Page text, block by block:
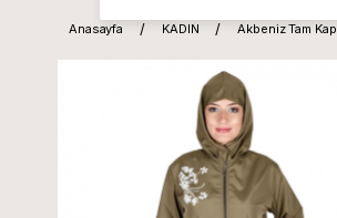
Anasayfa KADIN Akbeniz Tam